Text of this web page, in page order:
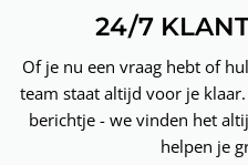
24/7
Of je nu een vraag hebt of
team staat altijd voor je
berichtje - we vinden het
helpen je